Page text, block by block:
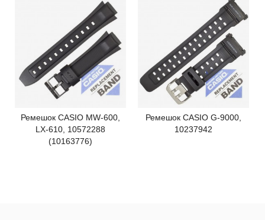
Ремешок CASIO MW-600,
LX-610, 10572288
(10163776)
Ремешок CASIO G-9000,
10237942